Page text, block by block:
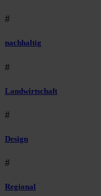
#
nachhaltig
#
Landwirtschaft
#
Design
#
Regional